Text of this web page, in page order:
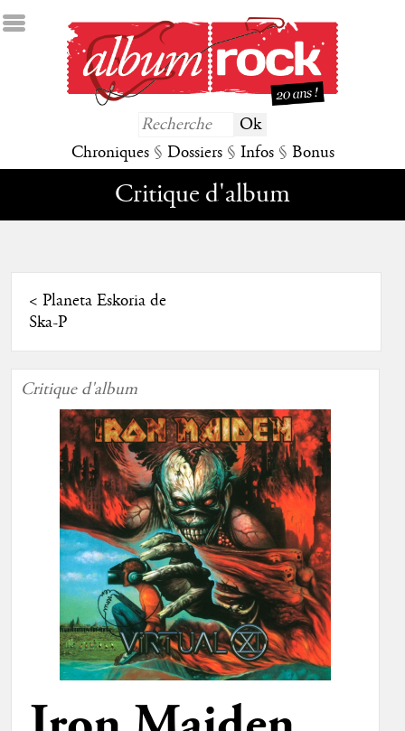
Chroniques § Dossiers § Infos § Bonus
Critique d'album
< Planeta Eskoria de
Ska-P
Critique d'album